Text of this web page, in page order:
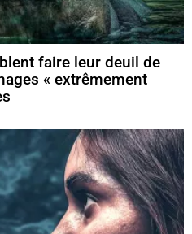
faire leur deuil de
« extrêmement